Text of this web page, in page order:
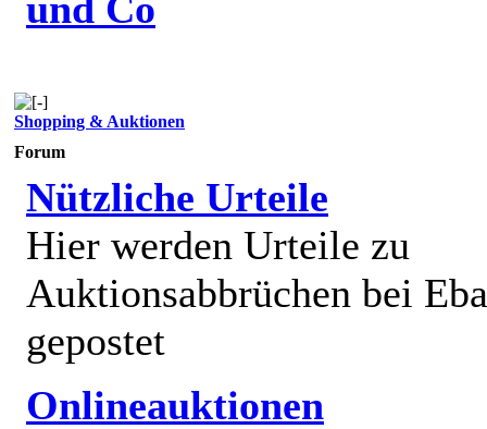
Shopping & Auktionen
Forum
Nützliche Urteile
Hier werden Urteile zu
Auktionsabbrüchen bei
gepostet
Onlineauktionen